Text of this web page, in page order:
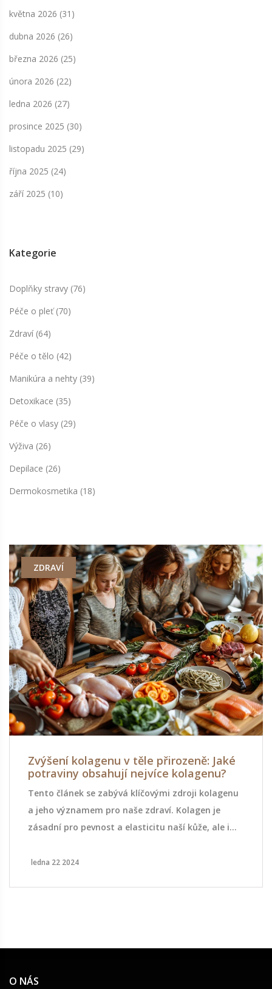
května 2026 (31)
dubna 2026 (26)
března 2026 (25)
února 2026 (22)
ledna 2026 (27)
prosince 2025 (30)
listopadu 2025 (29)
října 2025 (24)
září 2025 (10)
Kategorie
Doplňky stravy (76)
Péče o pleť(70)
Zdraví (64)
Péče o tělo (42)
Manikúra a nehty (39)
Detoxikace (35)
Péče o vlasy (29)
Výživa (26)
Depilace (26)
Dermokosmetika (18)
ZDRAVÍ
Zvýšení kolagenu v těle přirozeně: Jaké
potraviny obsahují nejvíce kolagenu?
Tento článek se zabývá klíčovými zdroji kolagenu
a jeho významem pro naše zdraví. Kolagen je
zásadní pro pevnost a elasticitu naší kůže, ale i
potraviny můžeme zařadit do našeho jídelníčku,
ledna 22 2024
O NÁS